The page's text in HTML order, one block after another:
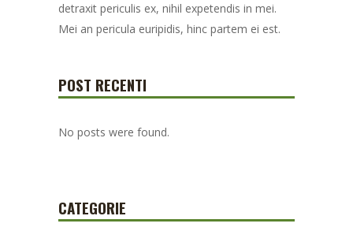
detraxit periculis ex, nihil expetendis in mei.
Mei an pericula euripidis, hinc partem ei est.
POST RECENTI
No posts were found.
CATEGORIE